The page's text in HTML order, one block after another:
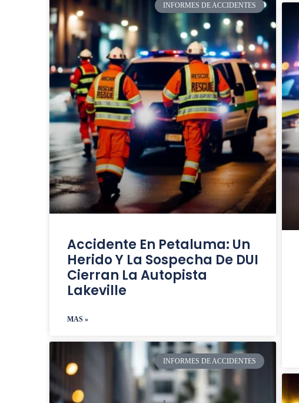
INFORMES DE ACCIDENTES
Accidente En Petaluma: Un
Herido Y La Sospecha De DUI
Cierran La Autopista
Lakeville
MAS »
INFORMES DE ACCIDENTES